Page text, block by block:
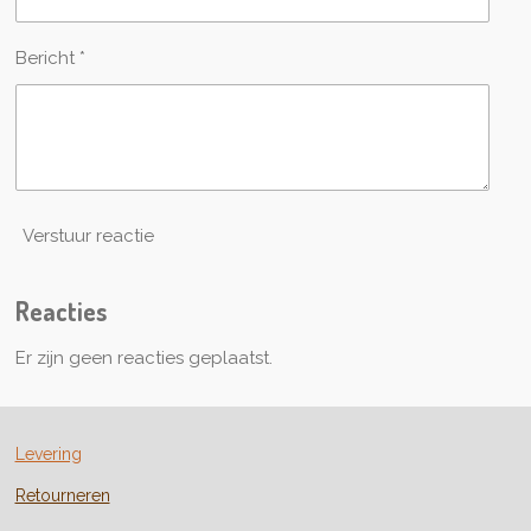
e
n
Bericht *
Verstuur reactie
Reacties
Er zijn geen reacties geplaatst.
Levering
Retourneren